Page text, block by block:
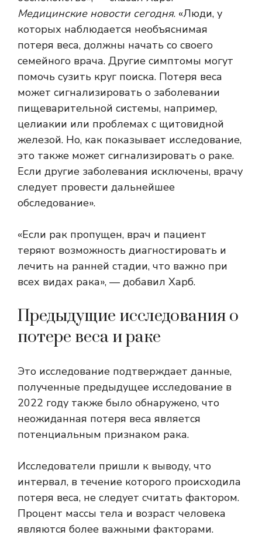
Медицинские новости сегодня. «Люди, у
которых наблюдается необъяснимая
потеря веса, должны начать со своего
семейного врача. Другие симптомы могут
помочь сузить круг поиска. Потеря веса
может сигнализировать о заболевании
пищеварительной системы, например,
целиакии или проблемах с щитовидной
железой. Но, как показывает исследование,
это также может сигнализировать о раке.
Если другие заболевания исключены, врачу
следует провести дальнейшее
обследование».
«Если рак пропущен, врач и пациент
теряют возможность диагностировать и
лечить на ранней стадии, что важно при
всех видах рака», — добавил Харб.
Предыдущие исследования о
потере веса и раке
Это исследование подтверждает данные,
полученные предыдущее исследование в
2022 году также было обнаружено, что
неожиданная потеря веса является
потенциальным признаком рака.
Исследователи пришли к выводу, что
интервал, в течение которого происходила
потеря веса, не следует считать фактором.
Процент массы тела и возраст человека
являются более важными факторами.